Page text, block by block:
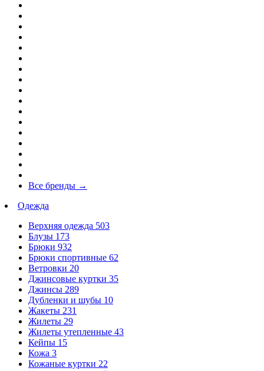
Все бренды →
Одежда
Верхняя одежда 503
Блузы 173
Брюки 932
Брюки спортивные 62
Ветровки 20
Джинсовые куртки 35
Джинсы 289
Дубленки и шубы 10
Жакеты 231
Жилеты 29
Жилеты утепленные 43
Кейпы 15
Кожа 3
Кожаные куртки 22